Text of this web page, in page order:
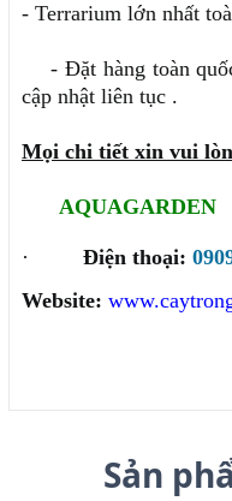
- Terrarium lớn nhất
- Đặt hàng toàn
cập nhật liên tục .
Mọi chi tiết xin vui
AQUAGARDEN
· Điện thoại:
Website:
Sản